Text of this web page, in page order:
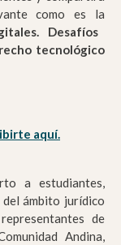
como es la
Desafíos
tecnológico
aquí.
a estudiantes,
ámbito jurídico
de
Andina,